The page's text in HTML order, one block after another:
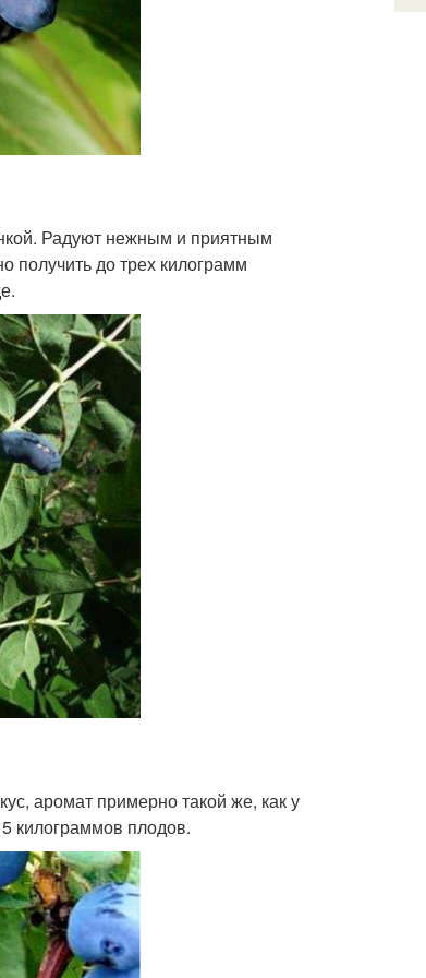
Радуют нежным и приятным
получить до трех килограмм
аромат примерно такой же, как у
килограммов плодов.